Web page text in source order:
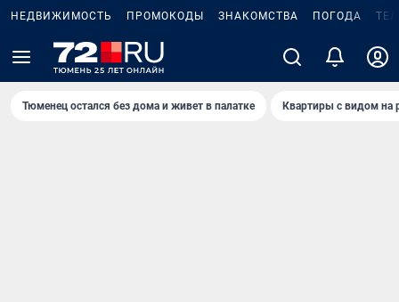
НЕДВИЖИМОСТЬ ПРОМОКОДЫ ЗНАКОМСТВА ПОГОДА
Тюменец остался без дома и живет в палатке Квартиры с видом на